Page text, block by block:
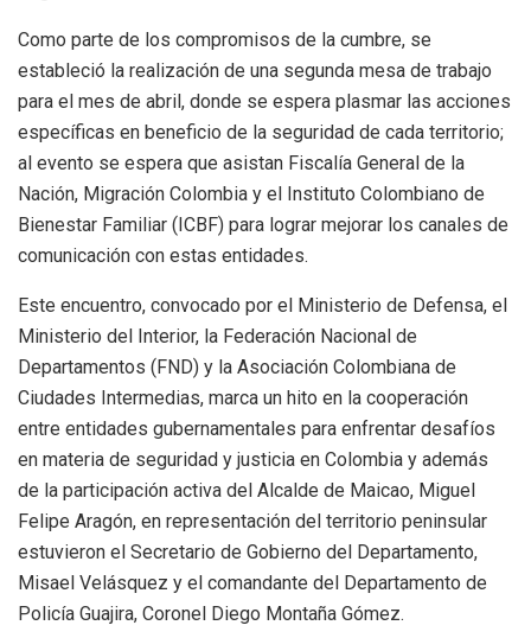
Como parte de los compromisos de la cumbre, se
estableció la realización de una segunda mesa de trabajo
para el mes de abril, donde se espera plasmar las acciones
específicas en beneficio de la seguridad de cada territorio;
al evento se espera que asistan Fiscalía General de la
Nación, Migración Colombia y el Instituto Colombiano de
Bienestar Familiar (ICBF) para lograr mejorar los canales de
comunicación con estas entidades.
Este encuentro, convocado por el Ministerio de Defensa, el
Ministerio del Interior, la Federación Nacional de
Departamentos (FND) y la Asociación Colombiana de
Ciudades Intermedias, marca un hito en la cooperación
entre entidades gubernamentales para enfrentar desafíos
en materia de seguridad y justicia en Colombia y además
de la participación activa del Alcalde de Maicao, Miguel
Felipe Aragón, en representación del territorio peninsular
estuvieron el Secretario de Gobierno del Departamento,
Misael Velásquez y el comandante del Departamento de
Policía Guajira, Coronel Diego Montaña Gómez.